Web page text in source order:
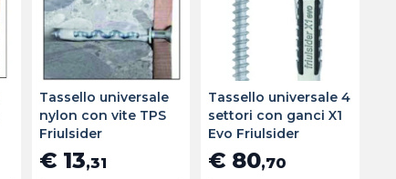
Tassello universale
nylon con vite TPS
Friulsider
€ 13,31
Tassello universale 4
settori con ganci X1
Evo Friulsider
€ 80,70